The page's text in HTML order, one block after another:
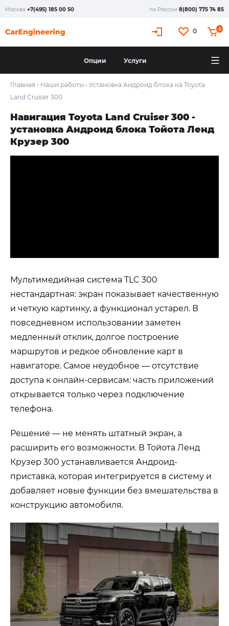
Москва +7(495) 185 00 50 по России 8(800) 775 74 85
0 0
Опции Услуги
Главная › Наши работы › Установка Андроид блока на Toyota
Land Cruiser 300
Навигация Toyota Land Cruiser 300 -
установка Андроид блока Тойота Ленд
Крузер 300
Мультимедийная система TLC 300
нестандартная: экран показывает качественную
и четкую картинку, а функционал устарел. В
повседневном использовании заметен
медленный отклик, долгое построение
маршрутов и редкое обновление карт в
навигаторе. Самое неудобное — отсутствие
доступа к онлайн-сервисам: часть приложений
открывается только через подключение
телефона.
Решение — не менять штатный экран, а
расширить его возможности. В Тойота Ленд
Крузер 300 устанавливается Андроид-
приставка, которая интегрируется в систему и
добавляет новые функции без вмешательства в
конструкцию автомобиля.